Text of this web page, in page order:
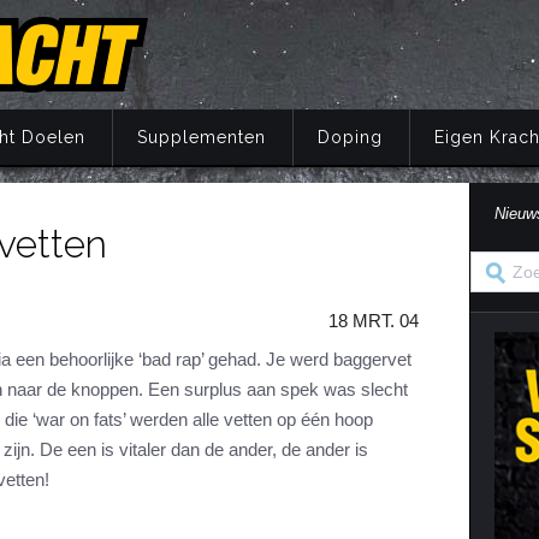
Trainingsprincipes
Krachtoefeningen Armen
Krachtoefeningen Borst
Krachtoefeningen Buik
Eiwitten
Koolhydraten
Vetten
Vocht
Doelen
Supplementen
Herstel
Mentaal
Voeding
Supplementen
Herstel
Supplementen Doping
Nuchtere feiten over doping
Veel gestelde vragen
Eigen
Eigen Kracht
18 MRT. 04
een behoorlijke ‘bad rap’ gehad. Je werd baggervet
de knoppen. Een surplus aan spek was slecht
‘war on fats’ werden alle vetten op één hoop
De een is vitaler dan de ander, de ander is